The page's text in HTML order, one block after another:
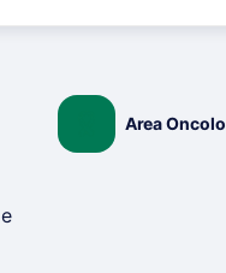
Area